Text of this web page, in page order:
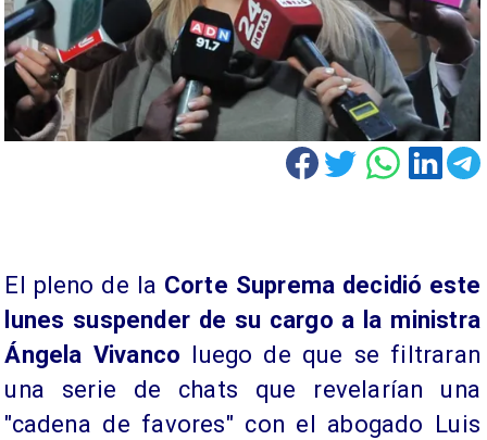
El pleno de la Corte Suprema decidió este
lunes suspender de su cargo a la ministra
Ángela Vivanco luego de que se filtraran
una serie de chats que revelarían una
"cadena de favores" con el abogado Luis